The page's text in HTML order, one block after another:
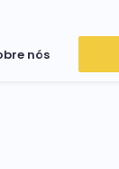
nós